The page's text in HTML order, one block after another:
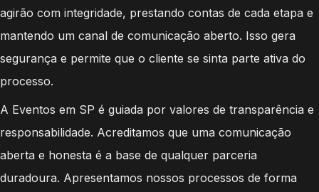
agirão com integridade, prestando contas de cada etapa e
mantendo um canal de comunicação aberto. Isso gera
segurança e permite que o cliente se sinta parte ativa do
processo.
A Eventos em SP é guiada por valores de transparência e
responsabilidade. Acreditamos que uma comunicação
aberta e honesta é a base de qualquer parceria
duradoura. Apresentamos nossos processos de forma